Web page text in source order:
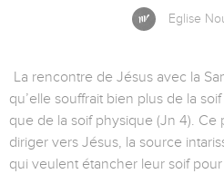
Eglise
La rencontre de Jésus avec la
qu’elle souffrait bien plus de la
que de la soif physique (Jn 4). Ce
diriger vers Jésus, la source
qui veulent étancher leur soif